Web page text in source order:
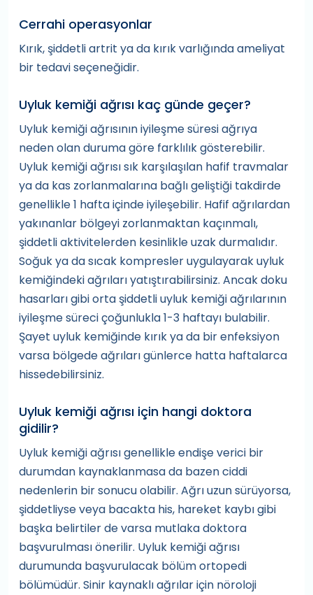
Cerrahi operasyonlar
Kırık, şiddetli artrit ya da kırık varlığında ameliyat
bir tedavi seçeneğidir.
Uyluk kemiği ağrısı kaç günde geçer?
Uyluk kemiği ağrısının iyileşme süresi ağrıya
neden olan duruma göre farklılık gösterebilir.
Uyluk kemiği ağrısı sık karşılaşılan hafif travmalar
ya da kas zorlanmalarına bağlı geliştiği takdirde
genellikle 1 hafta içinde iyileşebilir. Hafif ağrılardan
yakınanlar bölgeyi zorlanmaktan kaçınmalı,
şiddetli aktivitelerden kesinlikle uzak durmalıdır.
Soğuk ya da sıcak kompresler uygulayarak uyluk
kemiğindeki ağrıları yatıştırabilirsiniz. Ancak doku
hasarları gibi orta şiddetli uyluk kemiği ağrılarının
iyileşme süreci çoğunlukla 1-3 haftayı bulabilir.
Şayet uyluk kemiğinde kırık ya da bir enfeksiyon
varsa bölgede ağrıları günlerce hatta haftalarca
hissedebilirsiniz.
Uyluk kemiği ağrısı için hangi doktora
gidilir?
Uyluk kemiği ağrısı genellikle endişe verici bir
durumdan kaynaklanmasa da bazen ciddi
nedenlerin bir sonucu olabilir. Ağrı uzun sürüyorsa,
şiddetliyse veya bacakta his, hareket kaybı gibi
başka belirtiler de varsa mutlaka doktora
başvurulması önerilir. Uyluk kemiği ağrısı
durumunda başvurulacak bölüm ortopedi
bölümüdür. Sinir kaynaklı ağrılar için nöroloji